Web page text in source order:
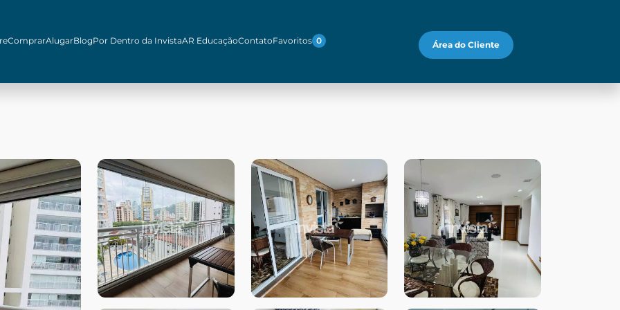
ComprarAlugarBlogPor Dentro da InvistaAR EducaçãoContatoFavoritos 0 Área do Cliente